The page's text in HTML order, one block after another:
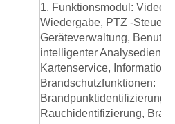
1. Funktionsmodul:
Wiedergabe, PTZ -
Geräteverwaltung,
intelligenter Analysedienst,
Kartenservice,
Brandschutzfunktionen:
Brandpunktidentifizierung,
Rauchidentifizierung,